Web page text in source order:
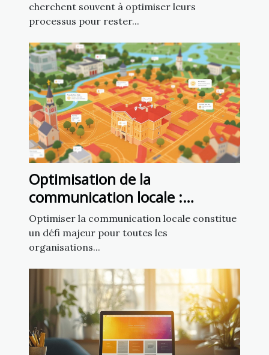
cherchent souvent à optimiser leurs
processus pour rester...
Optimisation de la
communication locale :
exploiter un fichier d’emails de
mairies
Optimiser la communication locale constitue
un défi majeur pour toutes les
organisations...